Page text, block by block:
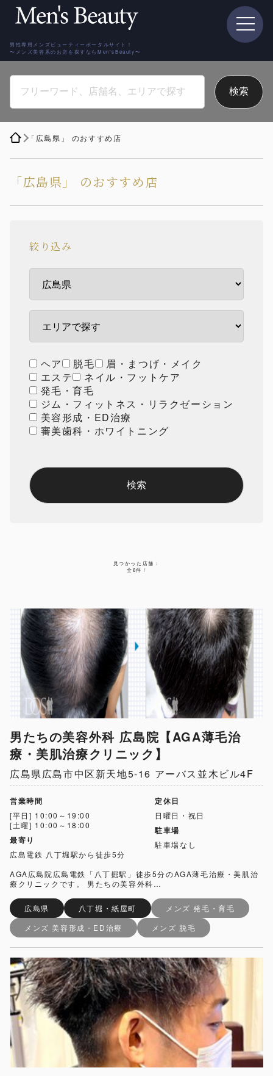
男性専用メンズビューティーポータルサイト！
〜メンズ美容系のお店を探すならMen'sBeauty〜
「広島県」 のおすすめ店
「広島県」 のおすすめ店
絞り込み
ヘア 脱毛
眉・まつげ・メイク
エステ
ネイル・フットケア
発毛・育毛
ジム・フィットネス・リラクゼーション
美容形成・ED治療
審美歯科・ホワイトニング
見つかった店舗：
全6件 /
男たちの美容外科 広島院【AGA薄毛治
療・美肌治療クリニック】
広島県広島市中区新天地5-16 アーバス並木ビル4F
営業時間
[平日] 10:00～19:00
[土曜] 10:00～18:00
最寄り
広島電鉄 八丁堀駅から徒歩5分
定休日
日曜日・祝日
駐車場
駐車場なし
AGA広島院広島電鉄「八丁掘駅」徒歩5分のAGA薄毛治療・美肌治
療クリニックです。 男たちの美容外科…
広島県 八丁堀・紙屋町
メンズ 発毛・育毛
メンズ 美容形成・ED治療
メンズ 脱毛